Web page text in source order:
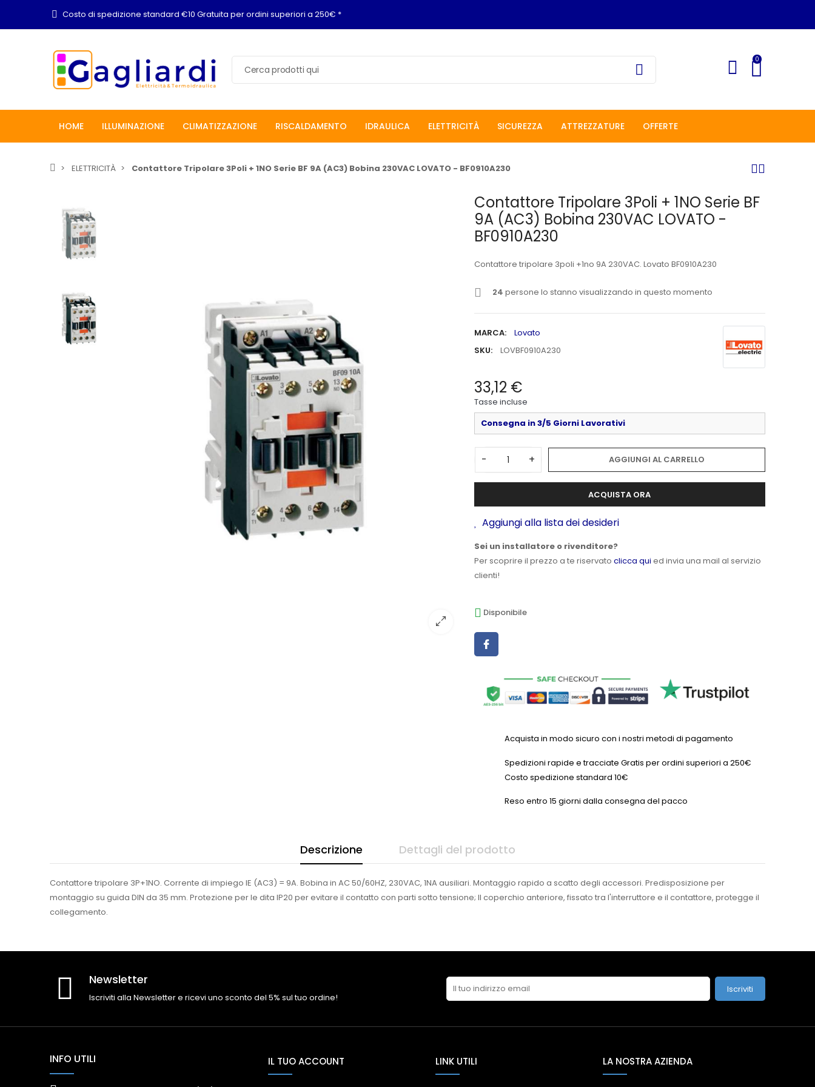
Costo di spedizione standard €10 Gratuita per ordini superiori a 250€ *
0
HOME ILLUMINAZIONE CLIMATIZZAZIONE RISCALDAMENTO IDRAULICA ELETTRICITÀ SICUREZZA ATTREZZATURE OFFERTE
ELETTRICITÀ Contattore Tripolare 3Poli + 1NO Serie BF 9A (AC3) Bobina 230VAC LOVATO - BF0910A230
Contattore Tripolare 3Poli + 1NO Serie BF
9A (AC3) Bobina 230VAC LOVATO -
BF0910A230
Contattore tripolare 3poli +1no 9A 230VAC. Lovato BF0910A230
24 persone lo stanno visualizzando in questo momento
MARCA:
Lovato
SKU:
LOVBF0910A230
33,12 €
Tasse incluse
Consegna in 3/5 Giorni Lavorativi
- + AGGIUNGI AL CARRELLO
ACQUISTA ORA
Aggiungi alla lista dei desideri
Sei un installatore o rivenditore?
Per scoprire il prezzo a te riservato clicca qui ed invia una mail al servizio
clienti!
Disponibile
Acquista in modo sicuro con i nostri metodi di pagamento
Spedizioni rapide e tracciate Gratis per ordini superiori a 250€
Costo spedizione standard 10€
Reso entro 15 giorni dalla consegna del pacco
Descrizione Dettagli del prodotto
Contattore tripolare 3P+1NO. Corrente di impiego IE (AC3) = 9A. Bobina in AC 50/60HZ, 230VAC, 1NA ausiliari. Montaggio rapido a scatto degli accessori. Predisposizione per
montaggio su guida DIN da 35 mm. Protezione per le dita IP20 per evitare il contatto con parti sotto tensione; Il coperchio anteriore, fissato tra l'interruttore e il contattore, protegge il
collegamento.
Newsletter
Iscriviti alla Newsletter e ricevi uno sconto del 5% sul tuo ordine!
Iscriviti
INFO UTILI IL TUO ACCOUNT LINK UTILI LA NOSTRA AZIENDA